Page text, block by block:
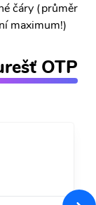
čáry (průměr
maximum!)
OTP